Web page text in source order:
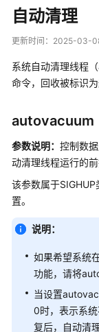
新
动
服
告
产
介
计
明
快
速
自动清理
更新时间： 2025-03-
系统自动清理线程
命令，回收被标识
autovacuum
参数说明： 控制数
动清理线程运行的
该参数属于
置。
说明：
如果希望系统
功能，请将
当设置
0时，表示系
复后，自动清